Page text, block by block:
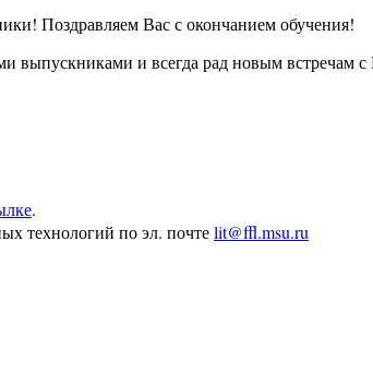
Поздравляем Вас с окончанием обучения!
выпускниками и всегда рад новым встречам
.
технологий по эл. почтеlit@ffl.msu.ru